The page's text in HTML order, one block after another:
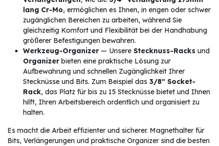
lang Cr-Mo, ermöglichen es Ihnen, in engen oder schwer
zugänglichen Bereichen zu arbeiten, während Sie
gleichzeitig Komfort und Flexibilität bei der Handhabung
größerer Befestigungen bewahren.
Werkzeug-Organizer— Unsere Stecknuss-Racks und
Organizerbieten eine praktische Lösung zur
Aufbewahrung und schnellen Zugänglichkeit Ihrer
Stecknüsse und Bits. Zum Beispiel das 3/8" Socket-
Rack, das Platz für bis zu 15 Stecknüsse bietet und Ihnen
hilft, Ihren Arbeitsbereich ordentlich und organisiert zu
halten.
Es macht die Arbeit effizienter und sicherer. Magnethalter für
Bits, Verlängerungen und praktische Organizer sind die besten